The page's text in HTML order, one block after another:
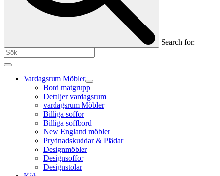
Search for:
Vardagsrum Möbler
Bord matgrupp
Detaljer vardagsrum
vardagsrum Möbler
Billiga soffor
Billiga soffbord
New England möbler
Prydnadskuddar & Plädar
Designmöbler
Designsoffor
Designstolar